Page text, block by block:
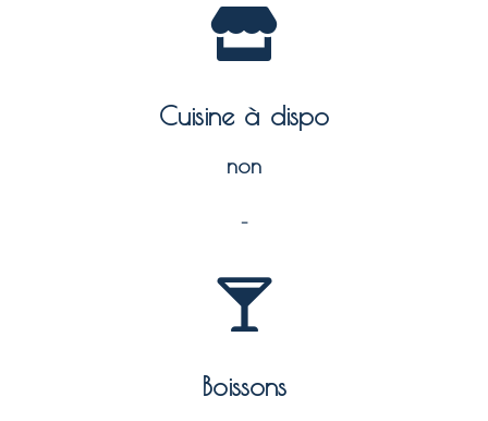
Cuisine à dispo
non
–
Boissons